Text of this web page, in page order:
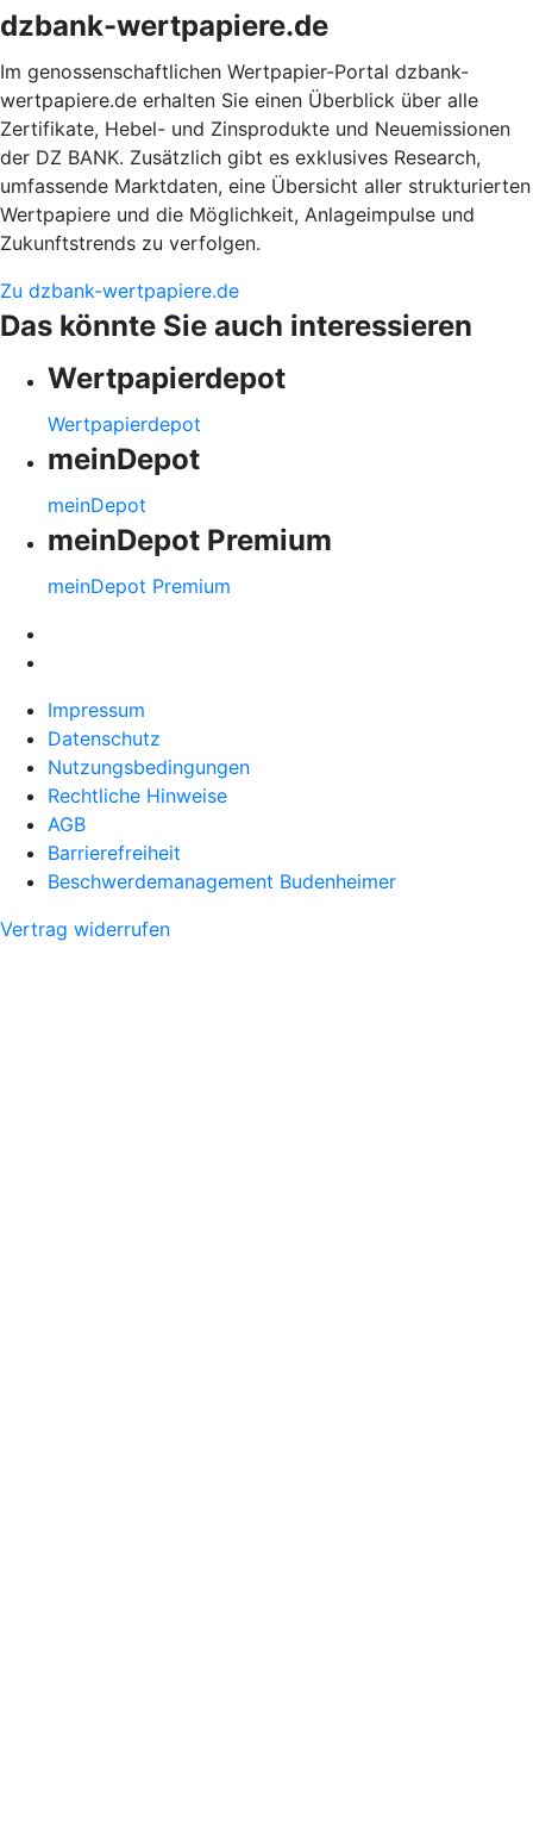
dzbank-wertpapiere.de
Im genossenschaftlichen Wertpapier-Portal dzbank-
wertpapiere.de erhalten Sie einen Überblick über alle
Zertifikate, Hebel- und Zinsprodukte und Neuemissionen
der DZ BANK. Zusätzlich gibt es exklusives Research,
umfassende Marktdaten, eine Übersicht aller strukturierten
Wertpapiere und die Möglichkeit, Anlageimpulse und
Zukunftstrends zu verfolgen.
Zu dzbank-wertpapiere.de
Das könnte Sie auch interessieren
Wertpapierdepot
Wertpapierdepot
meinDepot
meinDepot
meinDepot Premium
meinDepot Premium
Impressum
Datenschutz
Nutzungsbedingungen
Rechtliche Hinweise
AGB
Barrierefreiheit
Beschwerdemanagement Budenheimer
Vertrag widerrufen